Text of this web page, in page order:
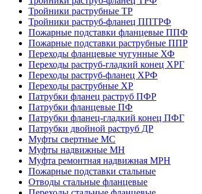
Тройники раструбные ТР
Тройники раструб-фланец ППТРФ
Пожарные подставки фланцевые ППФ
Пожарные подставки раструбные ППР
Переходы фланцевые чугунные ХФ
Переходы раструб-гладкий конец ХРГ
Переходы раструб-фланец ХРФ
Переходы раструбные ХР
Патрубки фланец раструб ПФР
Патрубки фланцевые ПФ
Патрубки фланец-гладкий конец ПФГ
Патрубки двойной раструб ДР
Муфты свертные МС
Муфты надвижные МН
Муфта ремонтная надвижная МРН
Пожарные подставки стальные
Отводы стальные фланцевые